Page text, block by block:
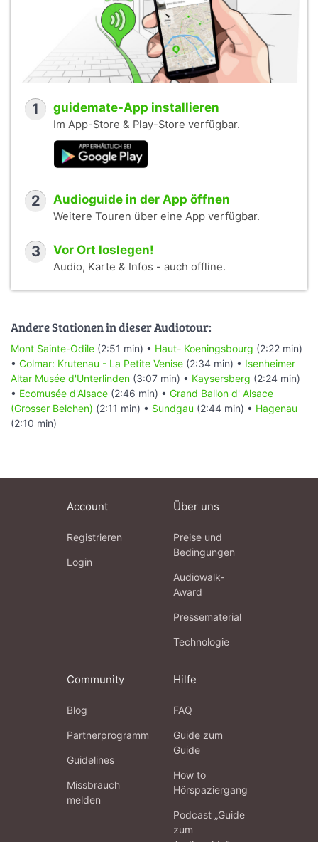
1 guidemate-App installieren
Im App-Store & Play-Store verfügbar.
2 Audioguide in der App öffnen
Weitere Touren über eine App verfügbar.
3 Vor Ort loslegen!
Audio, Karte & Infos - auch offline.
Andere Stationen in dieser Audiotour:
Mont Sainte-Odile (2:51 min) • Haut- Koeningsbourg (2:22 min)
• Colmar: Krutenau - La Petite Venise (2:34 min) • Isenheimer
Altar Musée d'Unterlinden (3:07 min) • Kaysersberg (2:24 min)
• Ecomusée d'Alsace (2:46 min) • Grand Ballon d' Alsace
(Grosser Belchen) (2:11 min) • Sundgau (2:44 min) • Hagenau
(2:10 min)
Account
Registrieren
Login
Über uns
Preise und
Bedingungen
Audiowalk-
Award
Pressematerial
Technologie
Community
Blog
Partnerprogramm
Guidelines
Missbrauch
melden
Hilfe
FAQ
Guide zum
Guide
How to
Hörspaziergang
Podcast „Guide
zum